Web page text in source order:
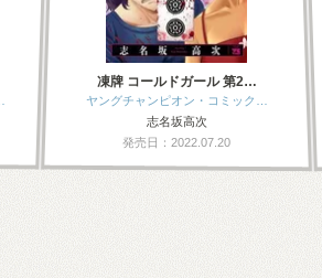
凍牌 コールドガール 第2…
ヤングチャンピオン・コミック…
志名坂高次
発売日：2022.07.20